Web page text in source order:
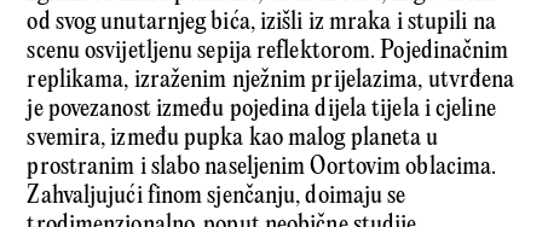
od svog unutarnjeg bića, izišli iz mraka i stupili na
scenu osvijetljenu sepija reflektorom. Pojedinačnim
replikama, izraženim nježnim prijelazima, utvrđena
je povezanost između pojedina dijela tijela i cjeline
svemira, između pupka kao malog planeta u
prostranim i slabo naseljenim Oortovim oblacima.
Zahvaljujući finom sjenčanju, doimaju se